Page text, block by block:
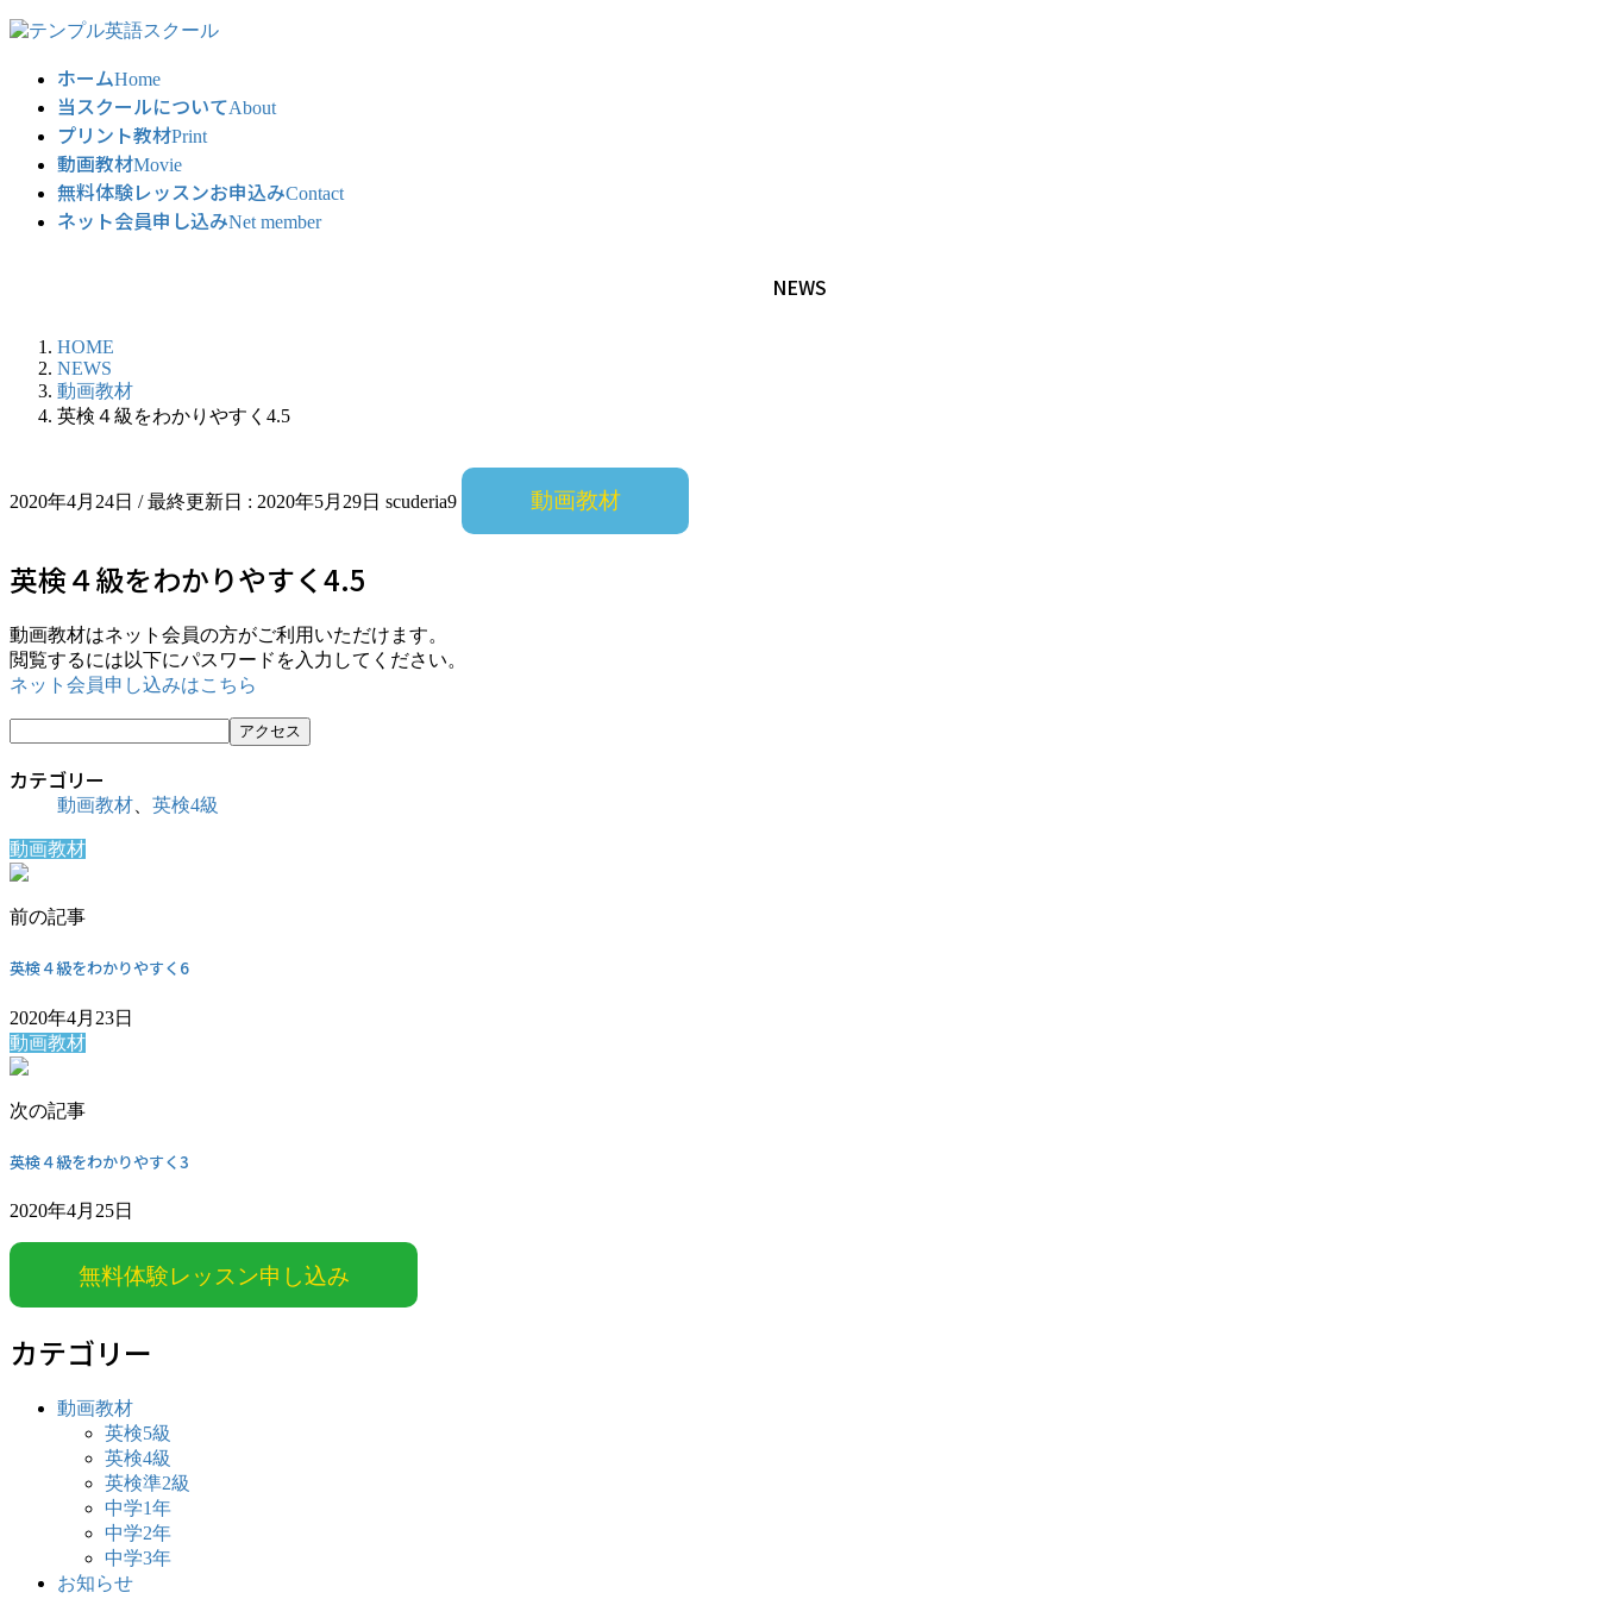
コ
ナ
ホームHome
当スクールについてAbout
プリント教材Print
動画教材Movie
無料体験レッスンお申込みContact
ネット会員申し込みNet member
NEWS
HOME
NEWS
動画教材
英検４級をわかりやすく4.5
2020年4月24日 / 最終更新日 : 2020年5月29日 scuderia9 動画教材
英検４級をわかりやすく4.5
動画教材はネット会員の方がご利用いただけます。
閲覧するには以下にパスワードを入力してください。
ネット会員申し込みはこちら
カテゴリー
動画教材 英検4級
動画教材
前の記事
英検４級をわかりやすく6
2020年4月23日
動画教材
次の記事
英検４級をわかりやすく3
2020年4月25日
無料体験レッスン申し込み
カテゴリー
動画教材
英検5級
英検4級
英検準2級
中学1年
中学2年
中学3年
お知らせ